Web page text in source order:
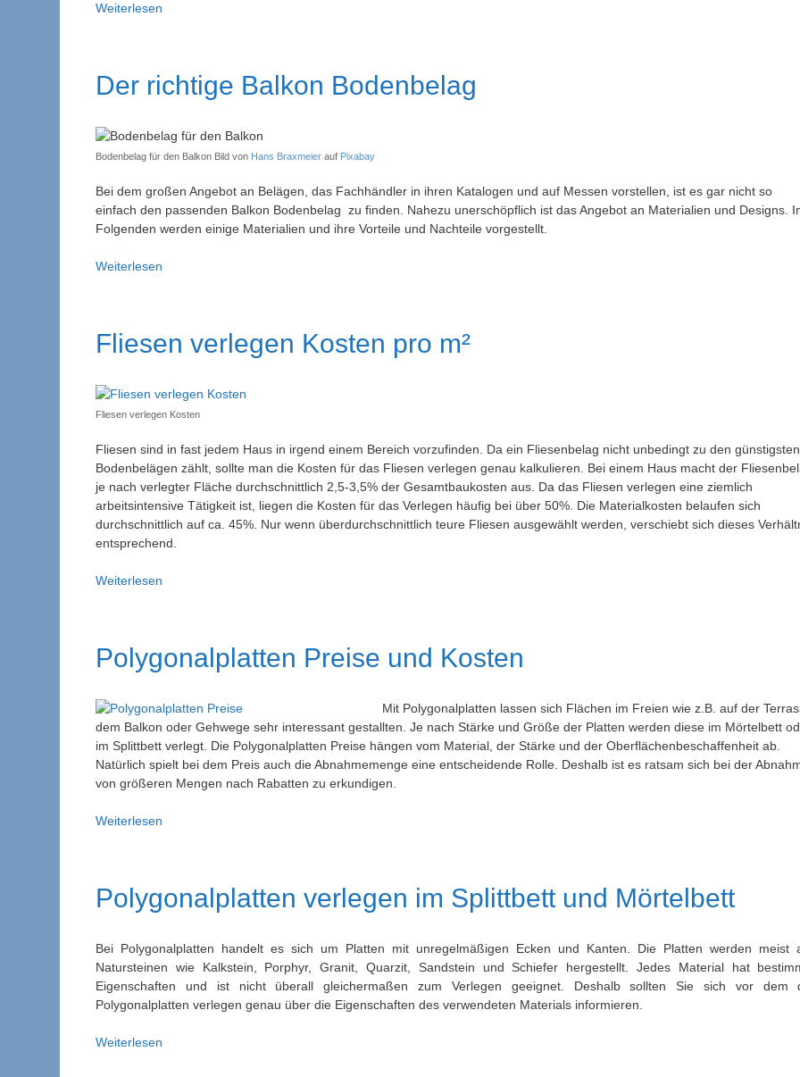
Weiterlesen
Reparatur:
Anleitung
Tipps
Der richtige Balkon Bodenbelag
Bodenbelag für den Balkon Bild von Hans Braxmeier auf Pixabay
Bei dem großen Angebot an Belägen, das Fachhändler in ihren Katalogen und auf Messen vorstellen, ist es gar nicht so
einfach den passenden Balkon Bodenbelag zu finden. Nahezu unerschöpflich ist das Angebot an Materialien und Designs.
Folgenden werden einige Materialien und ihre Vorteile und Nachteile vorgestellt.
Weiterlesen
Fliesen verlegen Kosten pro m²
Fliesen verlegen Kosten
Fliesen sind in fast jedem Haus in irgend einem Bereich vorzufinden. Da ein Fliesenbelag nicht unbedingt zu den günstigsten
Bodenbelägen zählt, sollte man die Kosten für das Fliesen verlegen genau kalkulieren. Bei einem Haus macht der
je nach verlegter Fläche durchschnittlich 2,5-3,5% der Gesamtbaukosten aus. Da das Fliesen verlegen eine ziemlich
arbeitsintensive Tätigkeit ist, liegen die Kosten für das Verlegen häufig bei über 50%. Die Materialkosten belaufen sich
durchschnittlich auf ca. 45%. Nur wenn überdurchschnittlich teure Fliesen ausgewählt werden, verschiebt sich dieses
entsprechend.
Weiterlesen
m²
Polygonalplatten Preise und Kosten
Mit Polygonalplatten lassen sich Flächen im Freien wie z.B. auf der
dem Balkon oder Gehwege sehr interessant gestallten. Je nach Stärke und Größe der Platten werden diese im Mörtelbett
im Splittbett verlegt. Die Polygonalplatten Preise hängen vom Material, der Stärke und der Oberflächenbeschaffenheit ab.
Natürlich spielt bei dem Preis auch die Abnahmemenge eine entscheidende Rolle. Deshalb ist es ratsam sich bei der
von größeren Mengen nach Rabatten zu erkundigen.
Weiterlesen
Polygonalplatten verlegen im Splittbett und Mörtelbett
Bei Polygonalplatten handelt es sich um Platten mit unregelmäßigen Ecken und Kanten. Die Platten werden meist
Natursteinen wie Kalkstein, Porphyr, Granit, Quarzit, Sandstein und Schiefer hergestellt. Jedes Material hat
Eigenschaften und ist nicht überall gleichermaßen zum Verlegen geeignet. Deshalb sollten Sie sich vor dem
Polygonalplatten verlegen genau über die Eigenschaften des verwendeten Materials informieren.
Weiterlesen